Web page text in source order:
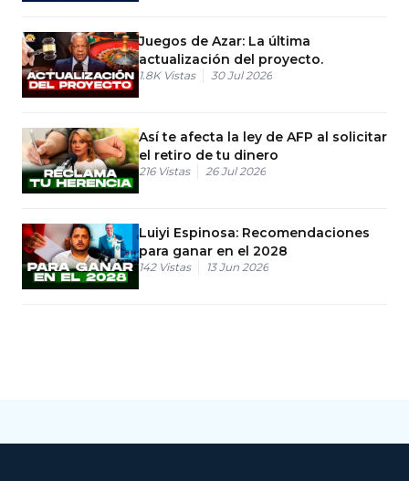
Juegos de Azar: La última
actualización del proyecto.
1.8K Vistas 30 Jul 2026
Así te afecta la ley de AFP al solicitar
el retiro de tu dinero
216 Vistas 26 Jul 2026
Luiyi Espinosa: Recomendaciones
para ganar en el 2028
142 Vistas 13 Jun 2026